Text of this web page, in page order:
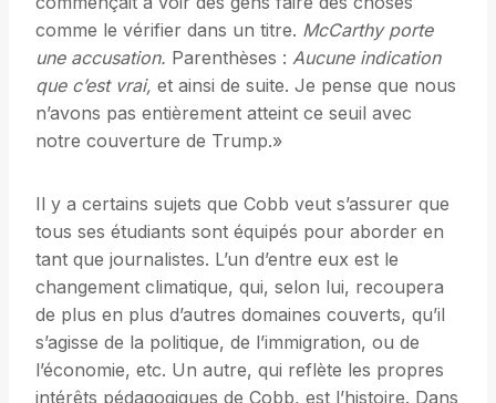
comme le vérifier dans un titre. McCarthy porte
une accusation. Parenthèses : Aucune indication
que c’est vrai, et ainsi de suite. Je pense que nous
n’avons pas entièrement atteint ce seuil avec
notre couverture de Trump.»
Il y a certains sujets que Cobb veut s’assurer que
tous ses étudiants sont équipés pour aborder en
tant que journalistes. L’un d’entre eux est le
changement climatique, qui, selon lui, recoupera
de plus en plus d’autres domaines couverts, qu’il
s’agisse de la politique, de l’immigration, ou de
l’économie, etc. Un autre, qui reflète les propres
intérêts pédagogiques de Cobb, est l’histoire. Dans